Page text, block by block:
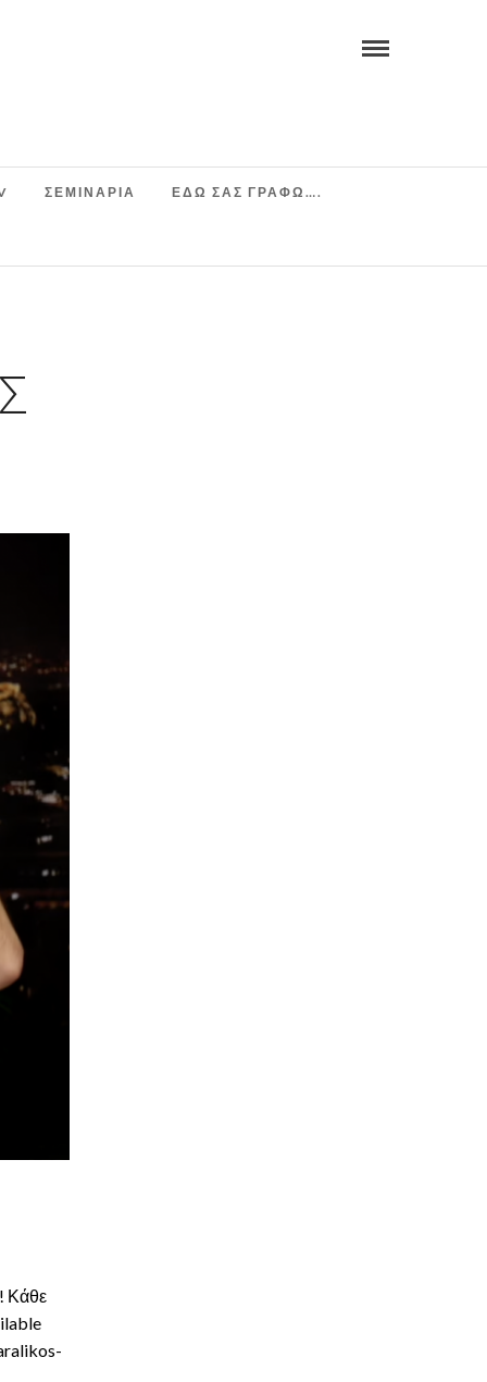
ΣΕΜΙΝΆΡΙΑ ΕΔΩ ΣΑΣ ΓΡΑΦΩ….
Κάθε